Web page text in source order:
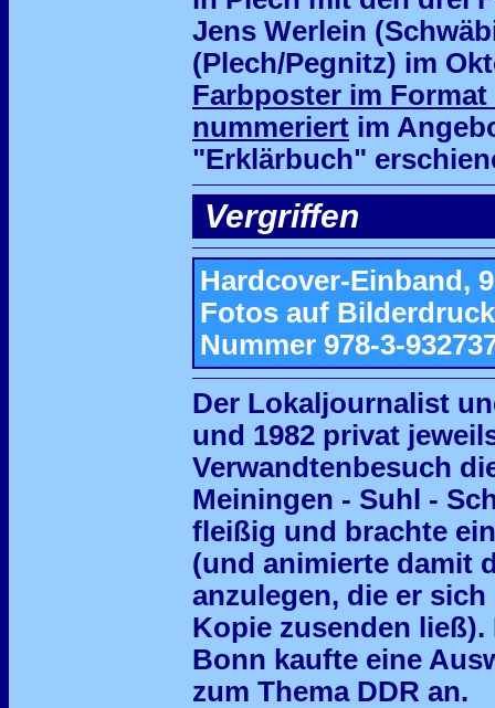
Jens Werlein
(Plech/Pegnitz) im
Farbposter im Format
nummeriert im
"Erklärbuch"
Vergriffen
Hardcover-Einband,
Fotos auf
Nummer 978-3-
Der Lokaljournalist
und 1982 privat
Verwandtenbesuch
Meiningen - Suhl -
fleißig und brachte
(und animierte damit
anzulegen, die er
Kopie zusenden
Bonn kaufte eine
zum Thema DDR an.